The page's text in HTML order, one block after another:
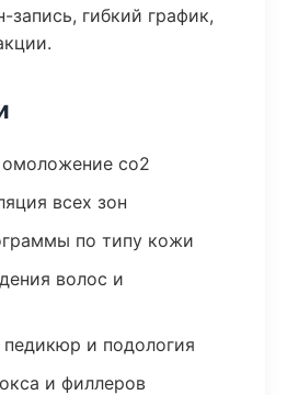
запись, гибкий график,
co2
всех зон
по типу кожи
волос и
и подология
и филлеров